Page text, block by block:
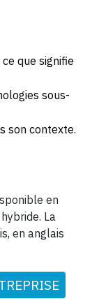
que signifie
sous-
son contexte.
en
La
en anglais